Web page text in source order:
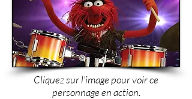
Cliquez sur l'image pour voirce
personnage en action.